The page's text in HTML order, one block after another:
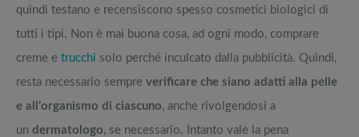
quindi testano e recensiscono spesso cosmetici biologici di
tutti i tipi. Non è mai buona cosa, ad ogni modo, comprare
creme e trucchi solo perché inculcato dalla pubblicità. Quindi,
resta necessario sempre verificare che siano adatti alla pelle
e all’organismo di ciascuno, anche rivolgendosi a
un dermatologo, se necessario. Intanto vale la pena